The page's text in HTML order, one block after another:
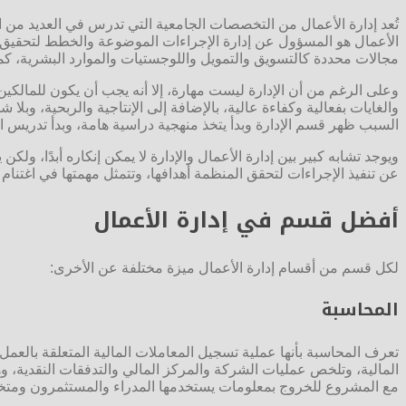
تُعد إدارة الأعمال من التخصصات الجامعية التي تدرس في العديد من
الأعمال هو المسؤول عن إدارة الإجراءات الموضوعة والخطط
مجالات محددة كالتسويق والتمويل واللوجستيات والموارد البشرية،
وعلى الرغم من أن الإدارة ليست مهارة، إلا أنه يجب أن يكون
والغايات بفعالية وكفاءة عالية، بالإضافة إلى الإنتاجية
السبب ظهر قسم الإدارة وبدأ يتخذ منهجية دراسية هامة، وبدأ تدريس
ويوجد تشابه كبير بين إدارة الأعمال والإدارة لا يمكن إنكاره
عن تنفيذ الإجراءات لتحقق المنظمة أهدافها، وتتمثل مهمتها في
أفضل قسم في إدارة الأعمال
لكل قسم من أقسام إدارة الأعمال ميزة مختلفة عن الأخرى:
المحاسبة
تعرف المحاسبة بأنها عملية تسجيل المعاملات المالية المتعلقة
المالية، وتلخص عمليات الشركة والمركز المالي والتدفقات
مع المشروع للخروج بمعلومات يستخدمها المدراء والمستثمرون